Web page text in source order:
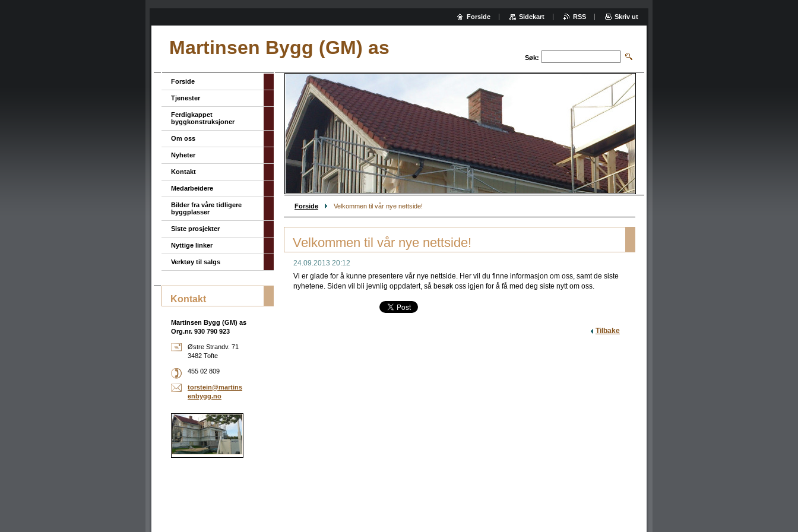
Martinsen Bygg (GM) as Søk:
Forside Velkommen til vår nye nettside!
Velkommen til vår nye nettside!
24.09.2013 20:12
Vi er glade for å kunne presentere vår nye nettside. Her vil du finne informasjon om oss, samt de siste
nyhetene. Siden vil bli jevnlig oppdatert, så besøk oss igjen for å få med deg siste nytt om oss.
Tilbake
Forside
Tjenester
Ferdigkappet
byggkonstruksjoner
Om oss
Nyheter
Kontakt
Medarbeidere
Bilder fra våre tidligere
byggplasser
Siste prosjekter
Nyttige linker
Verktøy til salgs
Kontakt
Martinsen Bygg (GM) as
Org.nr. 930 790 923
Østre Strandv. 71
3482 Tofte
455 02 809
torstein@martins
enbygg.no
Forside Sidekart RSS Skriv ut